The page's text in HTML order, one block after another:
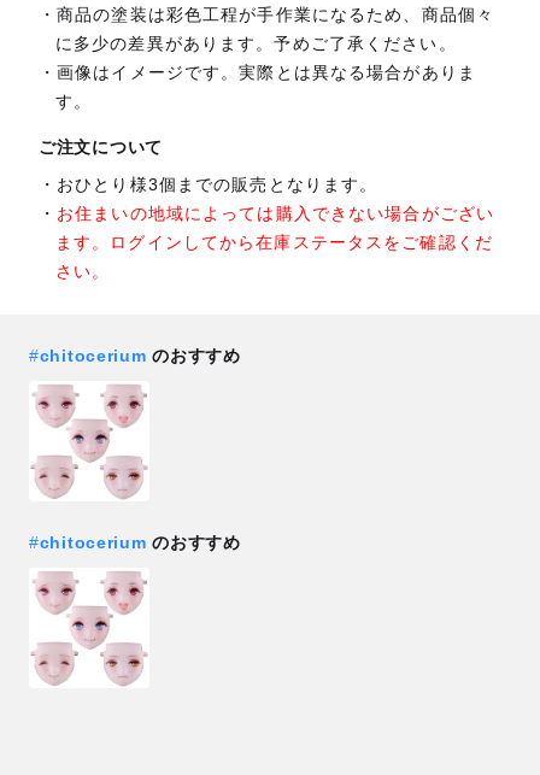
商品の塗装は彩色工程が手作業になるため、商品個々
に多少の差異があります。予めご了承ください。
画像はイメージです。実際とは異なる場合がありま
す。
ご注文について
おひとり様3個までの販売となります。
お住まいの地域によっては購入できない場合がござい
ます。ログインしてから在庫ステータスをご確認くだ
さい。
#chitocerium のおすすめ
#chitocerium のおすすめ